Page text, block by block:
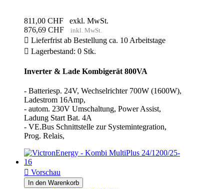
811,00 CHF
exkl. MwSt.
876,69 CHF
inkl. MwSt.
 Lieferfrist ab Bestellung ca. 10 Arbeitstage
 Lagerbestand: 0 Stk.
Inverter & Lade Kombigerät 800VA
- Batteriesp. 24V, Wechselrichter 700W (1600W),
Ladestrom 16Amp,
- autom. 230V Umschaltung, Power Assist,
Ladung Start Bat. 4A
- VE.Bus Schnittstelle zur Systemintegration,
Prog. Relais,
 Vorschau
In den Warenkorb